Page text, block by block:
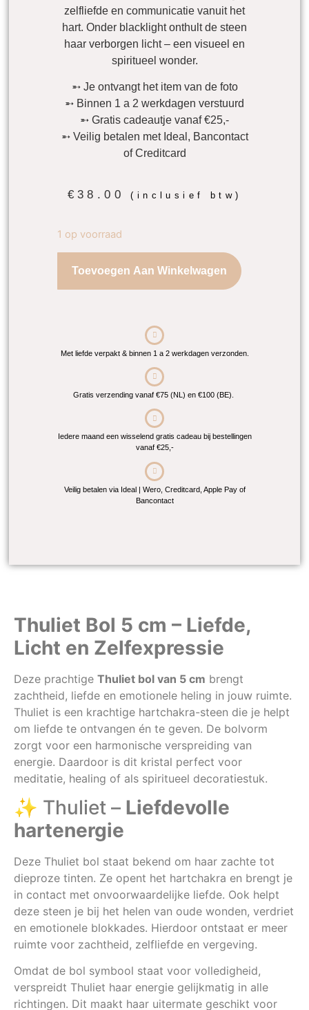
zelfliefde en communicatie vanuit het
hart. Onder blacklight onthult de steen
haar verborgen licht – een visueel en
spiritueel wonder.
➵ Je ontvangt het item van de foto
➵ Binnen 1 a 2 werkdagen verstuurd
➵ Gratis cadeautje vanaf €25,-
➵ Veilig betalen met Ideal, Bancontact
of Creditcard
€ 38.00 (inclusief btw)
1 op voorraad
Toevoegen Aan Winkelwagen
Met liefde verpakt & binnen 1 a 2 werkdagen verzonden.
Gratis verzending vanaf €75 (NL) en €100 (BE).
Iedere maand een wisselend gratis cadeau bij bestellingen
vanaf €25,-
Veilig betalen via Ideal | Wero, Creditcard, Apple Pay of
Bancontact
Thuliet Bol 5 cm – Liefde,
Licht en Zelfexpressie
Deze prachtige Thuliet bol van 5 cm brengt
zachtheid, liefde en emotionele heling in jouw ruimte.
Thuliet is een krachtige hartchakra-steen die je helpt
om liefde te ontvangen én te geven. De bolvorm
zorgt voor een harmonische verspreiding van
energie. Daardoor is dit kristal perfect voor
meditatie, healing of als spiritueel decoratiestuk.
✨ Thuliet – Liefdevolle
hartenergie
Deze Thuliet bol staat bekend om haar zachte tot
dieproze tinten. Ze opent het hartchakra en brengt je
in contact met onvoorwaardelijke liefde. Ook helpt
deze steen je bij het helen van oude wonden, verdriet
en emotionele blokkades. Hierdoor ontstaat er meer
ruimte voor zachtheid, zelfliefde en vergeving.
Omdat de bol symbool staat voor volledigheid,
verspreidt Thuliet haar energie gelijkmatig in alle
richtingen. Dit maakt haar uitermate geschikt voor